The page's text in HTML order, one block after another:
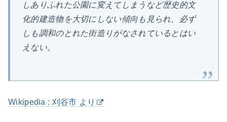
しありふれた公園に変えてしまうなど歴史的文
化的建造物を大切にしない傾向も見られ、必ず
しも調和のとれた街造りがなされているとはい
えない。
Wikipedia : 刈谷市 より